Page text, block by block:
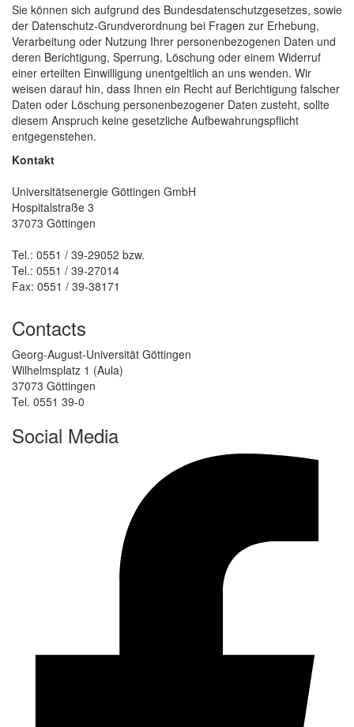
Sie können sich aufgrund des Bundesdatenschutzgesetzes, sowie
der Datenschutz-Grundverordnung bei Fragen zur Erhebung,
Verarbeitung oder Nutzung Ihrer personenbezogenen Daten und
deren Berichtigung, Sperrung, Löschung oder einem Widerruf
einer erteilten Einwilligung unentgeltlich an uns wenden. Wir
weisen darauf hin, dass Ihnen ein Recht auf Berichtigung falscher
Daten oder Löschung personenbezogener Daten zusteht, sollte
diesem Anspruch keine gesetzliche Aufbewahrungspflicht
entgegenstehen.
Kontakt
Universitätsenergie Göttingen GmbH
Hospitalstraße 3
37073 Göttingen
Tel.: 0551 / 39-29052 bzw.
Tel.: 0551 / 39-27014
Fax: 0551 / 39-38171
Contacts
Georg-August-Universität Göttingen
Wilhelmsplatz 1 (Aula)
37073 Göttingen
Tel. 0551 39-0
Social Media